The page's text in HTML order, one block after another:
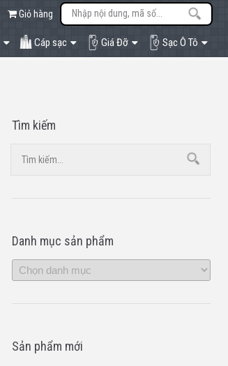
Giỏ hàng
Cáp sạc Giá Đỡ Sạc Ô Tô
Tìm kiếm
Danh mục sản phẩm
Sản phẩm mới